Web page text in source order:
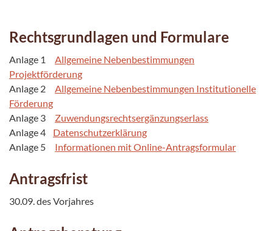
Rechtsgrundlagen und Formulare
Anlage 1 Allgemeine Nebenbestimmungen
Projektförderung
Anlage 2 Allgemeine Nebenbestimmungen Institutionelle
Förderung
Anlage 3 Zuwendungsrechtsergänzungserlass
Anlage 4 Datenschutzerklärung
Anlage 5 Informationen mit Online-Antragsformular
Antragsfrist
30.09. des Vorjahres